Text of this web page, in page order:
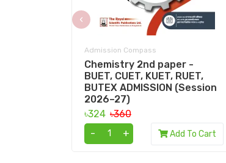
Admission Compass
Chemistry 2nd paper -
BUET, CUET, KUET, RUET,
BUTEX ADMISSION (Session
2026–27)
৳324 ৳360
-
+ Add To Cart
‹